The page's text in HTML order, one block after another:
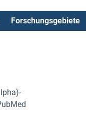
Forschungsgebiete